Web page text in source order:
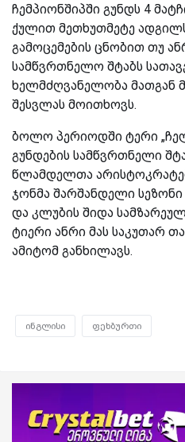
ჩემპიონშიპში გუნდს 4
ქულით მეთხუთმეტე
გამოცემების ცნობით თუ
სამწვრთნელო შტაბს
ხელმძღვანელობა მათგან
შესვლას მოითხოვს.
ბოლო პერიოდში ტერი
გუნდების სამწვრთნელი
წლამდელთა
ჯონმა შარშანდელი სეზონი
და კლუბის შიდა
ტიერი ანრი მას საკუთარ
ამიტომ განხილავს.
ინგლისი ფეხბურთი